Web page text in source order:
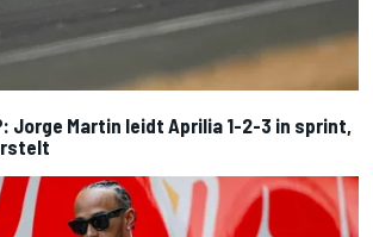
Jorge Martin leidt Aprilia 1-2-3 in sprint,